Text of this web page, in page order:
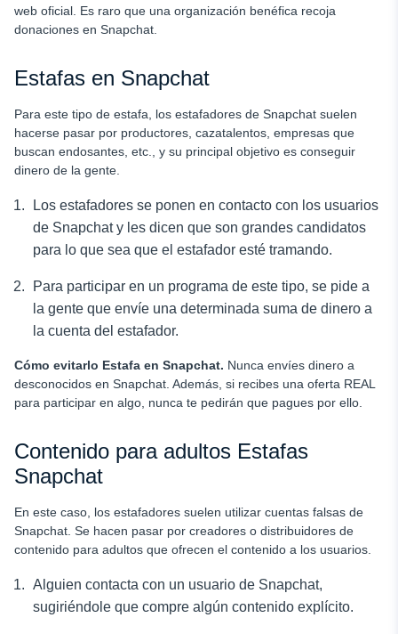
web oficial. Es raro que una organización benéfica recoja
donaciones en Snapchat.
Estafas en Snapchat
Para este tipo de estafa, los estafadores de Snapchat suelen
hacerse pasar por productores, cazatalentos, empresas que
buscan endosantes, etc., y su principal objetivo es conseguir
dinero de la gente.
Los estafadores se ponen en contacto con los usuarios
de Snapchat y les dicen que son grandes candidatos
para lo que sea que el estafador esté tramando.
Para participar en un programa de este tipo, se pide a
la gente que envíe una determinada suma de dinero a
la cuenta del estafador.
Cómo evitarlo Estafa en Snapchat. Nunca envíes dinero a
desconocidos en Snapchat. Además, si recibes una oferta REAL
para participar en algo, nunca te pedirán que pagues por ello.
Contenido para adultos Estafas
Snapchat
En este caso, los estafadores suelen utilizar cuentas falsas de
Snapchat. Se hacen pasar por creadores o distribuidores de
contenido para adultos que ofrecen el contenido a los usuarios.
Alguien contacta con un usuario de Snapchat,
sugiriéndole que compre algún contenido explícito.